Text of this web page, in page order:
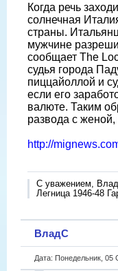
Когда речь
солнечная
страны.
мужчине
сообщает The
судья города
пиццайоллой и
если его
валюте. Таким
развода с
http://
С уважением,
Легница 1946-48
ВладС
Дата: Понедельник, 05